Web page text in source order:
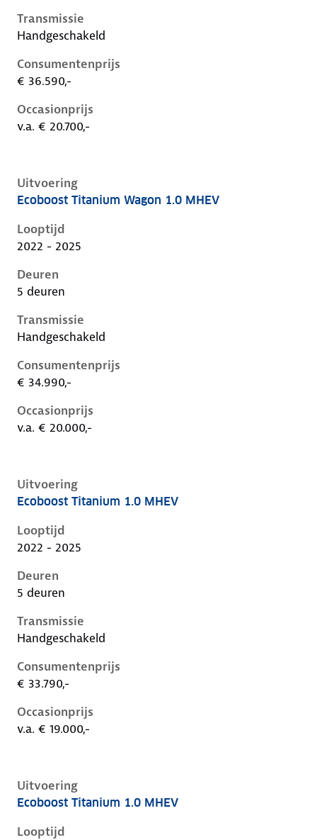
Transmissie
Handgeschakeld
Consumentenprijs
€ 36.590,-
Occasionprijs
v.a. € 20.700,-
Uitvoering
Ford Focus iv-1e-facelift, wagon 1.0 mhev, 92 kW,
Ecoboost Titanium Wagon 1.0 MHEV
Looptijd
2022 - 2025
Deuren
5 deuren
Transmissie
Handgeschakeld
Consumentenprijs
€ 34.990,-
Occasionprijs
v.a. € 20.000,-
Uitvoering
Ford Focus iv-1e-facelift, 1.0 mhev, 92 kW, Benzine,
Ecoboost Titanium 1.0 MHEV
Looptijd
2022 - 2025
Deuren
5 deuren
Transmissie
Handgeschakeld
Consumentenprijs
€ 33.790,-
Occasionprijs
v.a. € 19.000,-
Uitvoering
Ford Focus iv-1e-facelift, 1.0 mhev, 92 kW, Benzine,
Ecoboost Titanium 1.0 MHEV
Looptijd